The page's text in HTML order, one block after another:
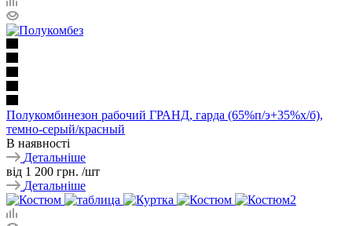
Полукомбинезон рабочий ГРАНД, гарда (65%п/э+35%х/б),
темно-серый/красный
В наявності
Детальніше
від 1 200 грн. /шт
Детальніше